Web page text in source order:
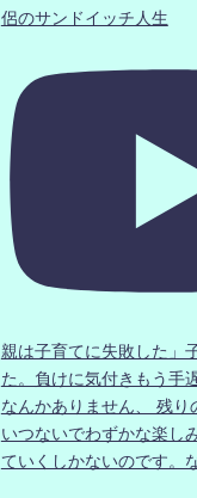
侶のサンドイッチ人生
親は子育てに失敗した」
た。負けに気付きもう手
なんかありません、 残り
いつないでわずかな楽し
ていくしかないのです。